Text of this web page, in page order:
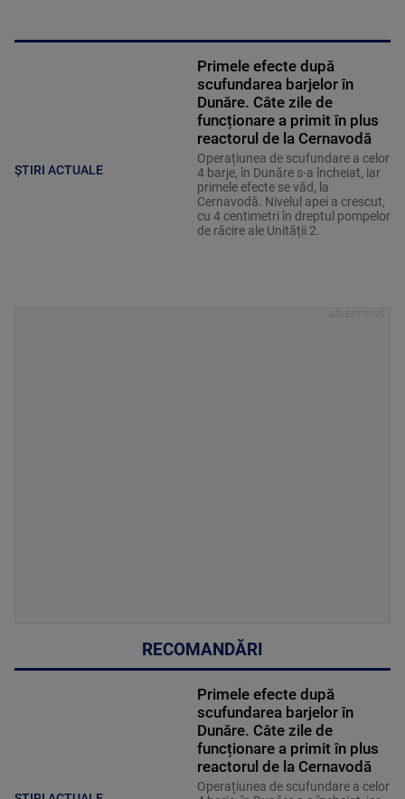
ȘTIRI ACTUALE
Primele efecte după
scufundarea barjelor în
Dunăre. Câte zile de
funcționare a primit în plus
reactorul de la Cernavodă
Operațiunea de scufundare a celor
4 barje, în Dunăre s-a încheiat, iar
primele efecte se văd, la
Cernavodă. Nivelul apei a crescut,
cu 4 centimetri în dreptul pompelor
de răcire ale Unității 2.
RECOMANDĂRI
Primele efecte după
scufundarea barjelor în
Dunăre. Câte zile de
funcționare a primit în plus
reactorul de la Cernavodă
Operațiunea de scufundare a celor